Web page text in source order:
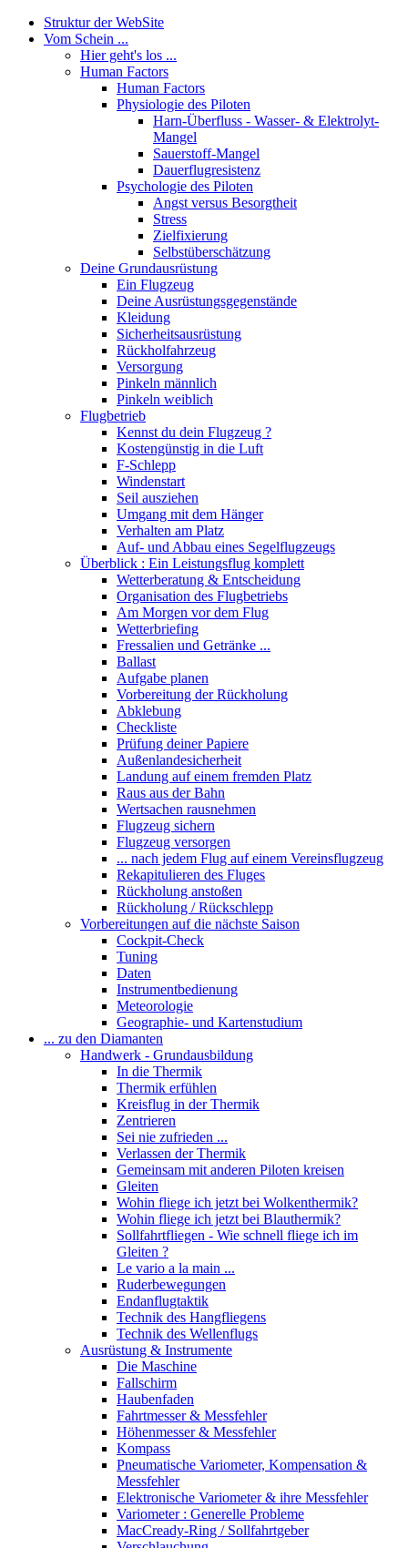
Struktur der WebSite
Vom Schein ...
Hier geht's los ...
Human Factors
Human Factors
Physiologie des Piloten
Harn-Überfluss - Wasser- & Elektrolyt-
Mangel
Sauerstoff-Mangel
Dauerflugresistenz
Psychologie des Piloten
Angst versus Besorgtheit
Stress
Zielfixierung
Selbstüberschätzung
Deine Grundausrüstung
Ein Flugzeug
Deine Ausrüstungsgegenstände
Kleidung
Sicherheitsausrüstung
Rückholfahrzeug
Versorgung
Pinkeln männlich
Pinkeln weiblich
Flugbetrieb
Kennst du dein Flugzeug ?
Kostengünstig in die Luft
F-Schlepp
Windenstart
Seil ausziehen
Umgang mit dem Hänger
Verhalten am Platz
Auf- und Abbau eines Segelflugzeugs
Überblick : Ein Leistungsflug komplett
Wetterberatung & Entscheidung
Organisation des Flugbetriebs
Am Morgen vor dem Flug
Wetterbriefing
Fressalien und Getränke ...
Ballast
Aufgabe planen
Vorbereitung der Rückholung
Abklebung
Checkliste
Prüfung deiner Papiere
Außenlandesicherheit
Landung auf einem fremden Platz
Raus aus der Bahn
Wertsachen rausnehmen
Flugzeug sichern
Flugzeug versorgen
... nach jedem Flug auf einem Vereinsflugzeug
Rekapitulieren des Fluges
Rückholung anstoßen
Rückholung / Rückschlepp
Vorbereitungen auf die nächste Saison
Cockpit-Check
Tuning
Daten
Instrumentbedienung
Meteorologie
Geographie- und Kartenstudium
... zu den Diamanten
Handwerk - Grundausbildung
In die Thermik
Thermik erfühlen
Kreisflug in der Thermik
Zentrieren
Sei nie zufrieden ...
Verlassen der Thermik
Gemeinsam mit anderen Piloten kreisen
Gleiten
Wohin fliege ich jetzt bei Wolkenthermik?
Wohin fliege ich jetzt bei Blauthermik?
Sollfahrtfliegen - Wie schnell fliege ich im
Gleiten ?
Le vario a la main ...
Ruderbewegungen
Endanflugtaktik
Technik des Hangfliegens
Technik des Wellenflugs
Ausrüstung & Instrumente
Die Maschine
Fallschirm
Haubenfaden
Fahrtmesser & Messfehler
Höhenmesser & Messfehler
Kompass
Pneumatische Variometer, Kompensation &
Messfehler
Elektronische Variometer & ihre Messfehler
Variometer : Generelle Probleme
MacCready-Ring / Sollfahrtgeber